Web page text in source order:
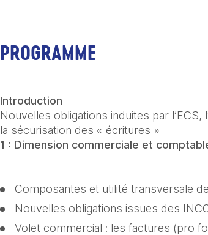
PROGRAMME
Introduction
Nouvelles obligations induites par l’ECS,
1 : Dimension commerciale et
Composantes et utilité transversale
Nouvelles obligations issues des
Volet commercial : les factures (pro